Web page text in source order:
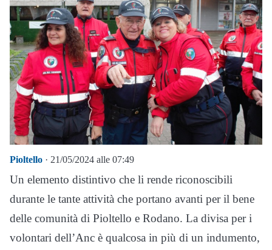
Pioltello · 21/05/2024 alle 07:49
Un elemento distintivo che li rende riconoscibili
durante le tante attività che portano avanti per il bene
delle comunità di Pioltello e Rodano. La divisa per i
volontari dell’Anc è qualcosa in più di un indumento,